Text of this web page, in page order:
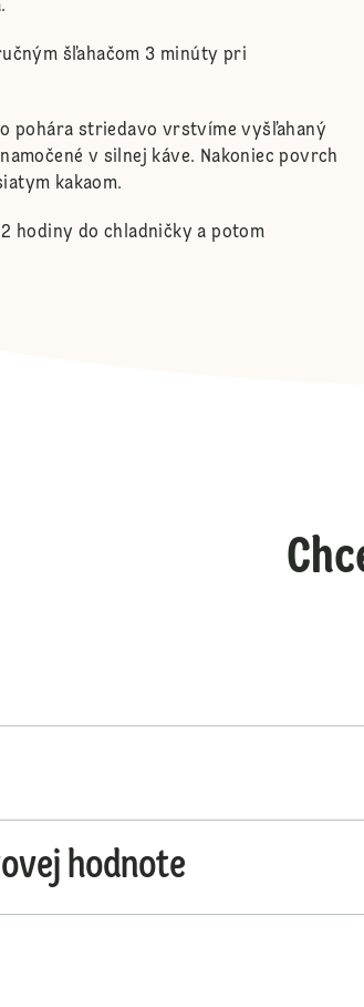
šľahačom 3 minúty pri
pohára striedavo vrstvíme vyšľahaný
v silnej káve. Nakoniec povrch
kakaom.
hodiny do chladničky a potom
hodnote